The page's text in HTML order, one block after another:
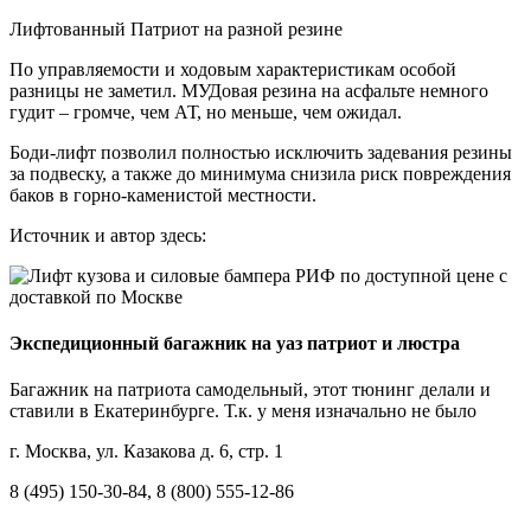
Лифтованный Патриот на разной резине
По управляемости и ходовым характеристикам особой
разницы не заметил. МУДовая резина на асфальте немного
гудит – громче, чем АТ, но меньше, чем ожидал.
Боди-лифт позволил полностью исключить задевания резины
за подвеску, а также до минимума снизила риск повреждения
баков в горно-каменистой местности.
Источник и автор здесь:
Экспедиционный багажник на уаз патриот и люстра
Багажник на патриота самодельный, этот тюнинг делали и
ставили в Екатеринбурге. Т.к. у меня изначально не было
г. Москва, ул. Казакова д. 6, стр. 1
8 (495) 150-30-84, 8 (800) 555-12-86